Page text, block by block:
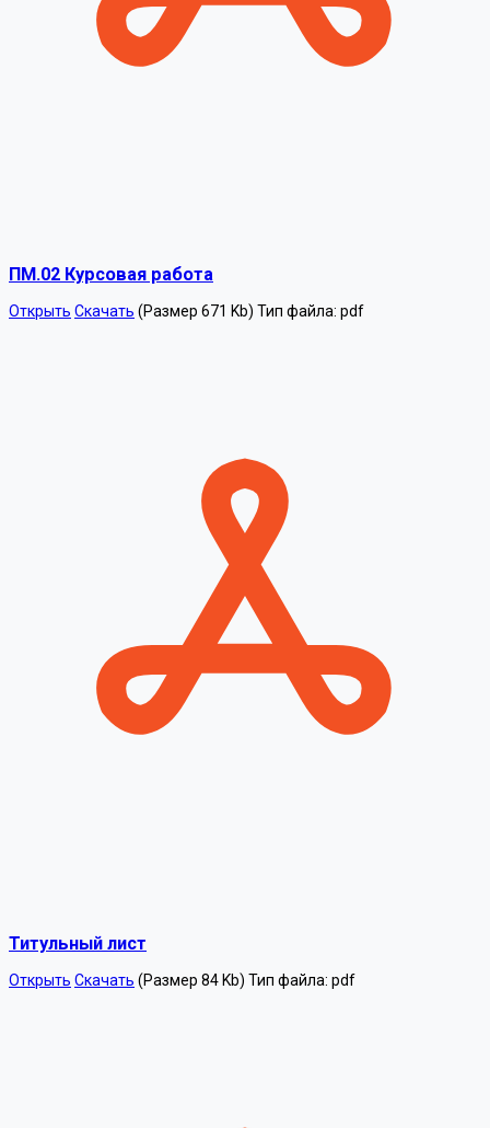
ПМ.02 Курсовая работа
Открыть Скачать (Размер 671 Kb) Тип файла: pdf
Титульный лист
Открыть Скачать (Размер 84 Kb) Тип файла: pdf